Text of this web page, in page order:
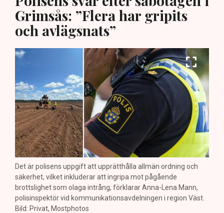
Grimsås: ”Flera har gripits
och avlägsnats”
Det är polisens uppgift att upprätthålla allmän ordning och
säkerhet, vilket inkluderar att ingripa mot pågående
brottslighet som olaga intrång, förklarar Anna-Lena Mann,
polisinspektör vid kommunikationsavdelningen i region Väst.
Bild: Privat, Mostphotos